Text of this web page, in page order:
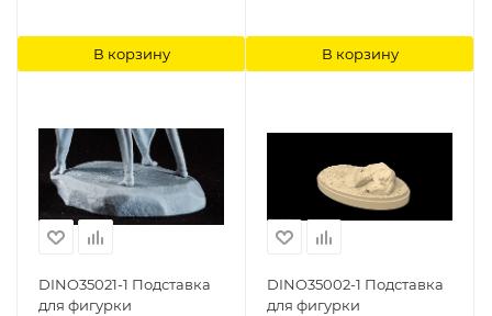
В корзину В корзину
DINO35021-1 Подставка
для фигурки
DINO35002-1 Подставка
для фигурки